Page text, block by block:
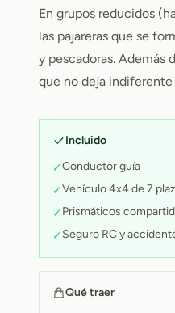
En grupos reducidos
las pajareras que se
y pescadoras. Además
que no deja indiferente
Incluido
✓Conductor guía
✓Vehículo 4x4 de 7
✓ Prismáticos
✓ Seguro RC y
Qué traer